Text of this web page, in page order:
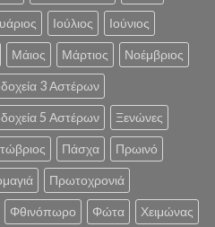
Ιούλιος Ιούνιος
Μάιος Μάρτιος Νοέμβριος
3 Αστέρων
5 Αστέρων Ξενώνες
Πάσχα Πρωινό
Πρωτοχρονιά
Φθινόπωρο Φώτα Χειμώνας